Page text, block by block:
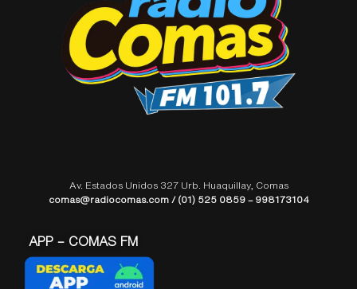
Av. Estados Unidos 327 Urb. Huaquillay, Comas
comas@radiocomas.com / (01) 525 0859 – 998173104
APP – COMAS FM